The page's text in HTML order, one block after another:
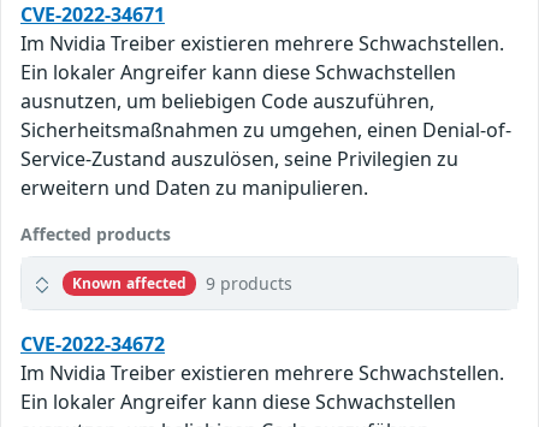
CVE-2022-34671
Im Nvidia Treiber existieren mehrere Schwachstellen.
Ein lokaler Angreifer kann diese Schwachstellen
ausnutzen, um beliebigen Code auszuführen,
Sicherheitsmaßnahmen zu umgehen, einen Denial-of-
Service-Zustand auszulösen, seine Privilegien zu
erweitern und Daten zu manipulieren.
Affected products
Known affected 9 products
CVE-2022-34672
Im Nvidia Treiber existieren mehrere Schwachstellen.
Ein lokaler Angreifer kann diese Schwachstellen